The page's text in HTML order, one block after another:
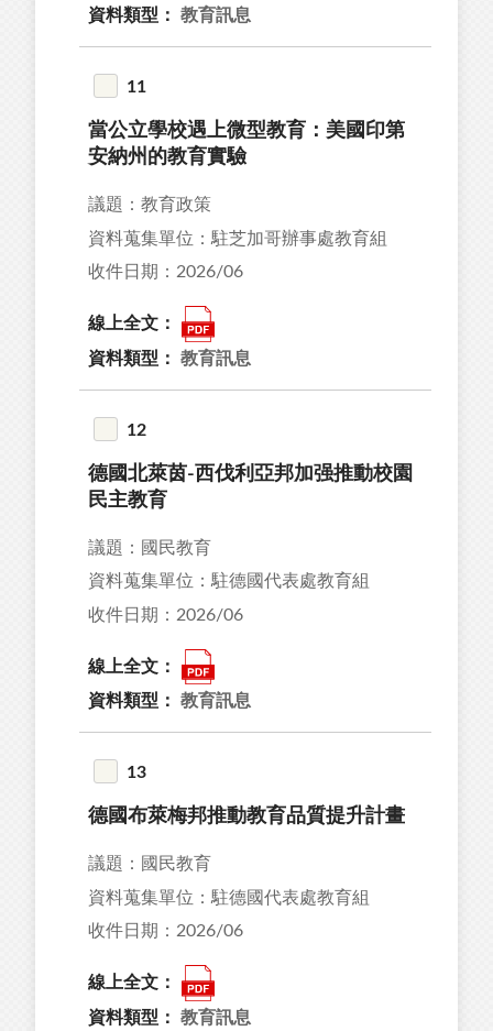
資料類型： 教育訊息
11
當公立學校遇上微型教育：美國印第
安納州的教育實驗
議題：教育政策
資料蒐集單位：駐芝加哥辦事處教育組
收件日期：2026/06
線上全文：
資料類型： 教育訊息
12
德國北萊茵-西伐利亞邦加强推動校園
民主教育
議題：國民教育
資料蒐集單位：駐德國代表處教育組
收件日期：2026/06
線上全文：
資料類型： 教育訊息
13
德國布萊梅邦推動教育品質提升計畫
議題：國民教育
資料蒐集單位：駐德國代表處教育組
收件日期：2026/06
線上全文：
資料類型： 教育訊息